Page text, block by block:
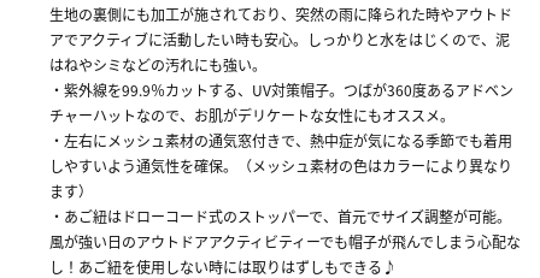
生地の裏側にも加工が施されており、突然の雨に降られた時やアウトド
アでアクティブに活動したい時も安心。しっかりと水をはじくので、泥
はねやシミなどの汚れにも強い。
・紫外線を99.9％カットする、UV対策帽子。つばが360度あるアドベン
チャーハットなので、お肌がデリケートな女性にもオススメ。
・左右にメッシュ素材の通気窓付きで、熱中症が気になる季節でも着用
しやすいよう通気性を確保。（メッシュ素材の色はカラーにより異なり
ます）
・あご紐はドローコード式のストッパーで、首元でサイズ調整が可能。
風が強い日のアウトドアアクティビティーでも帽子が飛んでしまう心配な
し！あご紐を使用しない時には取りはずしもできる♪